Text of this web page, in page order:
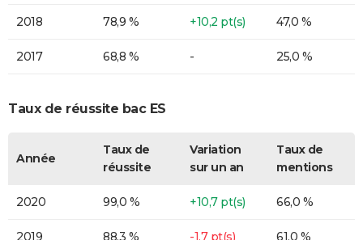
2018 78,9 % +10,2 pt(s) 47,0 %
2017 68,8 % - 25,0 %
Taux de réussite bac ES
Année
Taux de
réussite
Variation
sur un an
Taux de
mentions
2020 99,0 % +10,7 pt(s) 66,0 %
2019 88,3 % -1,7 pt(s) 61,0 %